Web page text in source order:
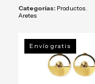
Categorías: Productos,
Aretes
Envío gratis